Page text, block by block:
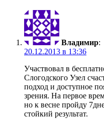
Владимир:
20.12.2013 в 13:36
Участвовал в
Слогодского Узел
подход и доступное
зрения. На первое
но к весне пройду
стойкий результат.